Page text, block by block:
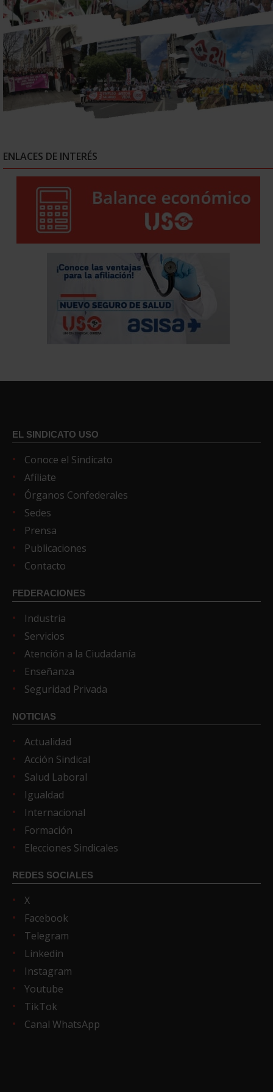
ENLACES DE INTERÉS
EL SINDICATO USO
Conoce el Sindicato
Afíliate
Órganos Confederales
Sedes
Prensa
Publicaciones
Contacto
FEDERACIONES
Industria
Servicios
Atención a la Ciudadanía
Enseñanza
Seguridad Privada
NOTICIAS
Actualidad
Acción Sindical
Salud Laboral
Igualdad
Internacional
Formación
Elecciones Sindicales
REDES SOCIALES
X
Facebook
Telegram
Linkedin
Instagram
Youtube
TikTok
Canal WhatsApp